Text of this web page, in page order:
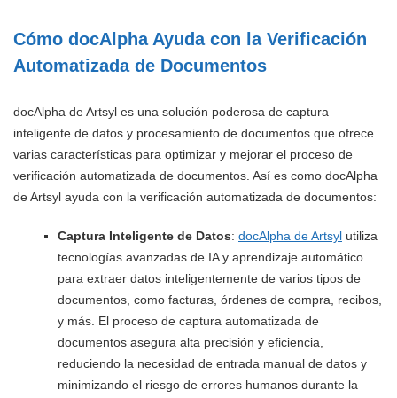
Cómo docAlpha Ayuda con la Verificación
Automatizada de Documentos
docAlpha de Artsyl es una solución poderosa de captura
inteligente de datos y procesamiento de documentos que ofrece
varias características para optimizar y mejorar el proceso de
verificación automatizada de documentos. Así es como docAlpha
de Artsyl ayuda con la verificación automatizada de documentos:
Captura Inteligente de Datos: docAlpha de Artsyl utiliza
tecnologías avanzadas de IA y aprendizaje automático
para extraer datos inteligentemente de varios tipos de
documentos, como facturas, órdenes de compra, recibos,
y más. El proceso de captura automatizada de
documentos asegura alta precisión y eficiencia,
reduciendo la necesidad de entrada manual de datos y
minimizando el riesgo de errores humanos durante la